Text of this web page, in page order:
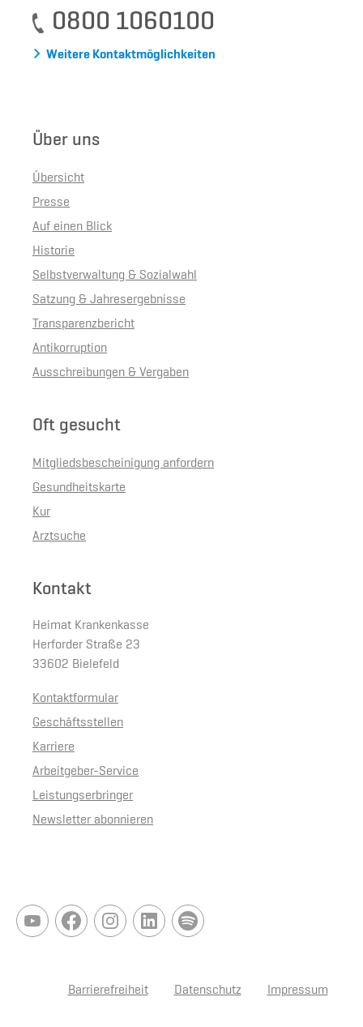
0800 1060100
Weitere Kontaktmöglichkeiten
Über uns
Übersicht
Presse
Auf einen Blick
Historie
Selbstverwaltung & Sozialwahl
Satzung & Jahresergebnisse
Transparenzbericht
Antikorruption
Ausschreibungen & Vergaben
Oft gesucht
Mitgliedsbescheinigung anfordern
Gesundheitskarte
Kur
Arztsuche
Kontakt
Heimat Krankenkasse
Herforder Straße 23
33602 Bielefeld
Kontaktformular
Geschäftsstellen
Karriere
Arbeitgeber-Service
Leistungserbringer
Newsletter abonnieren
Barrierefreiheit Datenschutz Impressum